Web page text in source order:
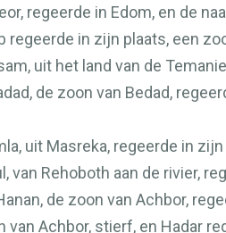
regeerde in Edom, en de
regeerde in zijn plaats, een
uit het land van de
de zoon van Bedad,
uit Masreka, regeerde in
van Rehoboth aan de rivier,
de zoon van Achbor,
van Achbor, stierf, en Hadar